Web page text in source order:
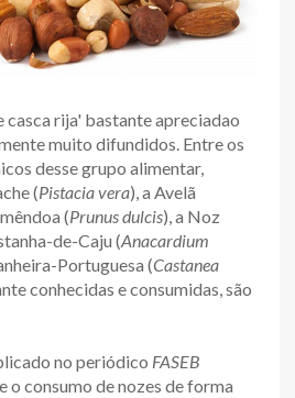
casca rija' bastante apreciadao
muito difundidos. Entre os
desse grupo alimentar,
(Pistacia vera), a Avelã
(Prunus dulcis), a Noz
de-Caju (Anacardium
Portuguesa (Castanea
conhecidas e consumidas, são
no periódico FASEB
o consumo de nozes de forma